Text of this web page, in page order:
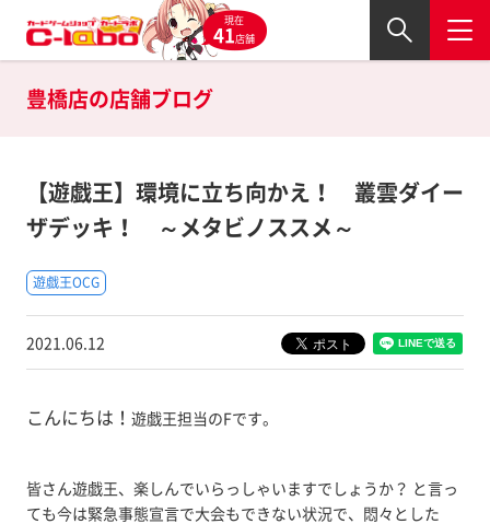
現在
41店舗
豊橋店の店舗ブログ
【遊戯王】環境に立ち向かえ！ 叢雲ダイー
ザデッキ！ ～メタビノススメ～
遊戯王OCG
2021.06.12
こんにちは！ 遊戯王担当のFです。
皆さん遊戯王、楽しんでいらっしゃいますでしょうか？ と言っ
ても今は緊急事態宣言で大会もできない状況で、悶々とした